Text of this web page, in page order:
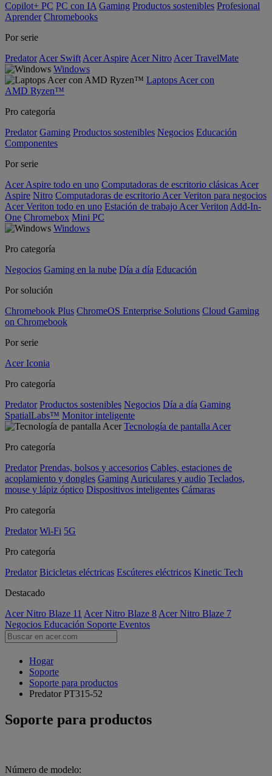
Copilot+ PC PC con IA Gaming Productos sostenibles Profesional
Aprender Chromebooks
Por serie
Predator Acer Swift Acer Aspire Acer Nitro Acer TravelMate
Windows
Laptops Acer con
AMD Ryzen™
Pro categoría
Predator Gaming Productos sostenibles Negocios Educación
Componentes
Por serie
Acer Aspire todo en uno Computadoras de escritorio clásicas Acer
Aspire Nitro Computadoras de escritorio Acer Veriton para negocios
Acer Veriton todo en uno Estación de trabajo Acer Veriton Add-In-
One Chromebox Mini PC
Windows
Pro categoría
Negocios Gaming en la nube Día a día Educación
Por solución
Chromebook Plus ChromeOS Enterprise Solutions Cloud Gaming
on Chromebook
Por serie
Acer Iconia
Pro categoría
Predator Productos sostenibles Negocios Día a día Gaming
SpatialLabs™ Monitor inteligente
Tecnología de pantalla Acer
Pro categoría
Predator Prendas, bolsos y accesorios Cables, estaciones de
acoplamiento y dongles Gaming Auriculares y audio Teclados,
mouse y lápiz óptico Dispositivos inteligentes Cámaras
Pro categoría
Predator Wi-Fi 5G
Pro categoría
Predator Bicicletas eléctricas Escúteres eléctricos Kinetic Tech
Destacado
Acer Nitro Blaze 11 Acer Nitro Blaze 8 Acer Nitro Blaze 7
Negocios Educación Soporte Eventos
Hogar
Soporte
Soporte para productos
Predator PT315-52
Soporte para productos
Número de modelo: